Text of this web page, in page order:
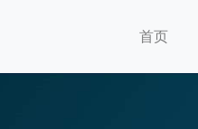
首页